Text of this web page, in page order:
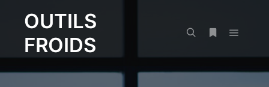
OUTILS
FROIDS